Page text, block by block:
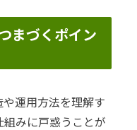
まづくポイン
運用方法を理解す
みに戸惑うことが